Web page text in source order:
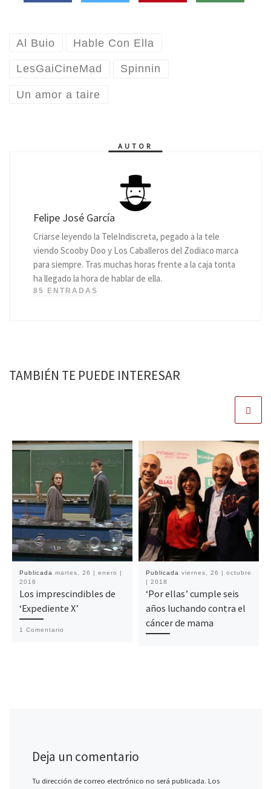
Al Buio Hable Con Ella
LesGaiCineMad Spinnin
Un amor a taire
AUTOR
Felipe José García
Criarse leyendo la TeleIndiscreta, pegado a la tele
viendo Scooby Doo y Los Caballeros del Zodiaco marca
para siempre. Tras muchas horas frente a la caja tonta
ha llegado la hora de hablar de ella.
85 ENTRADAS
TAMBIÉN TE PUEDE INTERESAR
Publicada martes, 26 | enero |
2016
Los imprescindibles de
‘Expediente X’
1 Comentario
Publicada viernes, 26 | octubre
| 2018
‘Por ellas’ cumple seis
años luchando contra el
cáncer de mama
Deja un comentario
Tu dirección de correo electrónico no será publicada. Los